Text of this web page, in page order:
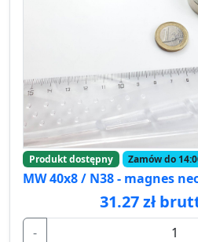
Produkt dostępny Zamów do
MW 40x8 / N38 - magnes
31.27 zł
-